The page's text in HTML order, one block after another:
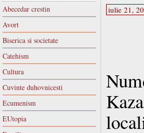
Abecedar crestin
Avort
Biserica si societate
Catehism
Cultura
Cuvinte duhovnicesti
Ecumenism
EUtopia
iulie 21,